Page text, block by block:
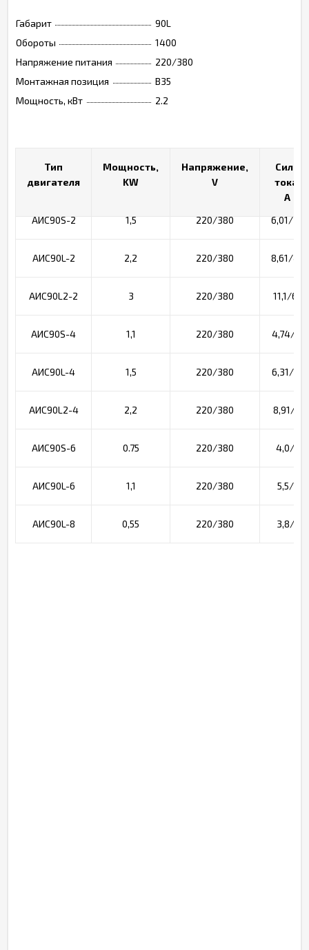
Габарит
90L
Обороты
1400
Напряжение питания
220/380
Монтажная позиция
B35
Мощность, кВт
2.2
Тип
двигателя
Мощность,
KW
Напряжение,
V
Сила
тока, A
АИС90S-2 1,5 220/380 6,01/
АИС90L-2 2,2 220/380 8,61/
АИС90L2-2 3 220/380 11,1/
АИС90S-4 1,1 220/380 4,74/
АИС90L-4 1,5 220/380 6,31/
АИС90L2-4 2,2 220/380 8,91/
АИС90S-6 0.75 220/380 4,0/2,3
АИС90L-6 1,1 220/380 5,5/3,2
АИС90L-8 0,55 220/380 3,8/2,2
Тип
двигателя
Мощность,
KW
Напряжение,
V
Сила
тока,
A